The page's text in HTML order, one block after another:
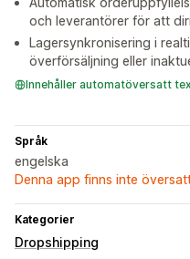
och leverantörer för att
Lagersynkronisering i
överförsäljning eller
Innehåller automatöversatt
Språk
engelska
Denna app finns inte
Kategorier
Dropshipping